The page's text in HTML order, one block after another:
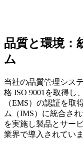
品質と環境：
ム
当社の品質管理シス
格 ISO 9001を取得し
（EMS）の認証を取
ム（IMS）に統合さ
を実施し製品とサー
業界で導入されていま